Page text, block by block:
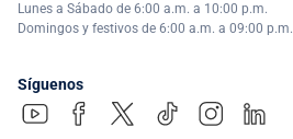
Lunes a Sábado de 6:00 a.m. a 10:00 p.m.
Domingos y festivos de 6:00 a.m. a 09:00 p.m.
Síguenos